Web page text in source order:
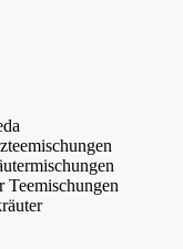
Teemischungen